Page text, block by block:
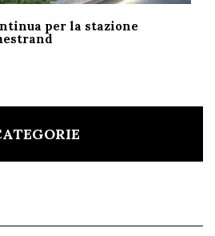
per la stazione